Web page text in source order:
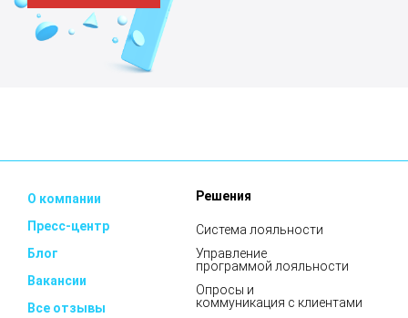
О компании
Пресс-центр
Блог
Вакансии
Все отзывы
Решения
Система лояльности
Управление
программой лояльности
Опросы и
коммуникация с клиентами